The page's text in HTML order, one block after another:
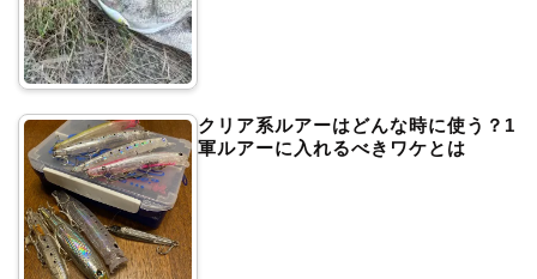
クリア系ルアーはどんな時に使う？1
軍ルアーに入れるべきワケとは